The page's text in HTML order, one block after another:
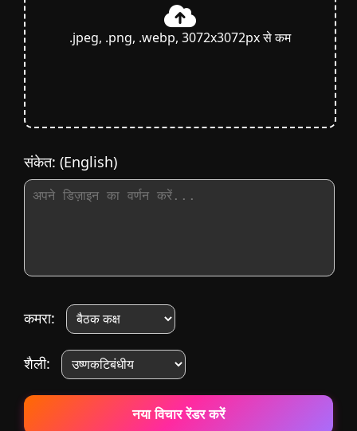
.jpeg, .png, .webp, 3072x3072px से कम
संकेत: (English)
कमरा:
शैली:
नया विचार रेंडर करें